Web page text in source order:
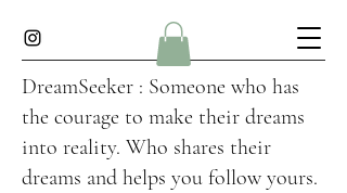
DreamSeeker : Someone who has
the courage to make their dreams
into reality. Who shares their
dreams and helps you follow yours.